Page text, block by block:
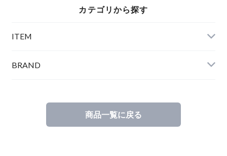
カテゴリから探す
ITEM
BRAND
商品一覧に戻る